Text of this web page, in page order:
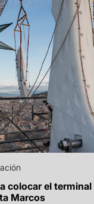
colocar el
Marcos